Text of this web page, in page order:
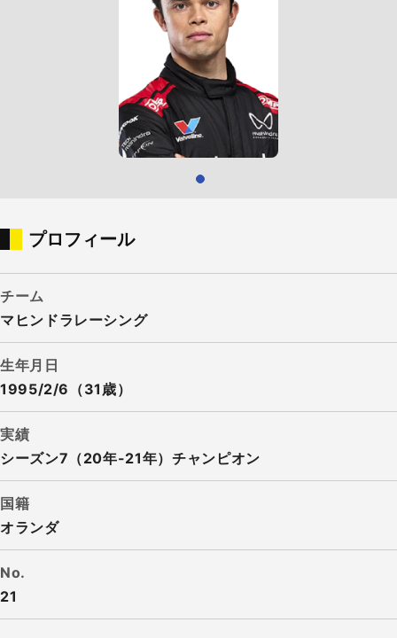
プロフィール
チーム
マヒンドラレーシング
生年月日
1995/2/6（31歳）
実績
シーズン7（20年-21年）チャンピオン
国籍
オランダ
No.
21